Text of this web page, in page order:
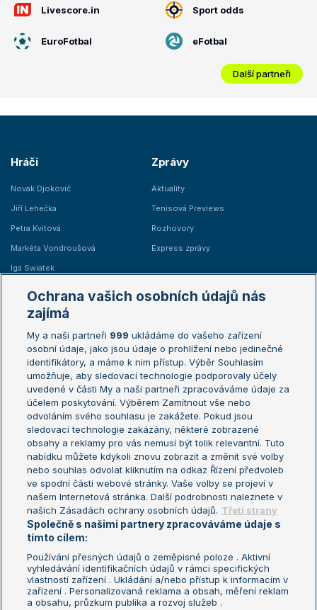
Livescore.in Sport odds
EuroFotbal eFotbal
Další partneři
Hráči
Novak Djokovič
Jiří Lehečka
Petra Kvitová
Markéta Vondroušová
Iga Swiatek
Zprávy
Aktuality
Tenisová Previews
Rozhovory
Express zprávy
Žebříčky
Žebříček ATP (muži)
Žebříček WTA (ženy)
Sázkařský žebříček
Australian Open
French Open
Wimbledon
US Open
Turnaj mistrů
Turnaj mistryň
Aktualní trendy
Fotbalové přestupy
Livesport Daily
LS Prague Open
Podmínky užití
Nastavení soukromí
GDPR a žurnalistika
Reklama
Informace o zpracování osobních
Ochrana vašich osobních údajů nás
zajímá
My a naši partneři 999 ukládáme do vašeho zařízení
osobní údaje, jako jsou údaje o prohlížení nebo jedinečné
identifikátory, a máme k nim přístup. Výběr Souhlasím
umožňuje, aby sledovací technologie podporovaly účely
uvedené v části My a naši partneři zpracováváme údaje za
účelem poskytování. Výběrem Zamítnout vše nebo
odvoláním svého souhlasu je zakážete. Pokud jsou
sledovací technologie zakázány, některé zobrazené
obsahy a reklamy pro vás nemusí být tolik relevantní. Tuto
nabídku můžete kdykoli znovu zobrazit a změnit své volby
nebo souhlas odvolat kliknutím na odkaz Řízení předvoleb
ve spodní části webové stránky. Vaše volby se projeví v
našem Internetová stránka. Další podrobnosti naleznete v
našich Zásadách ochrany osobních údajů. Třetí strany
Společně s našimi partnery zpracováváme údaje s
tímto cílem:
Používání přesných údajů o zeměpisné poloze . Aktivní
vyhledávání identifikačních údajů v rámci specifických
vlastností zařízení . Ukládání a/nebo přístup k informacím v
zařízení . Personalizovaná reklama a obsah, měření reklam
a obsahu, průzkum publika a rozvoj služeb .